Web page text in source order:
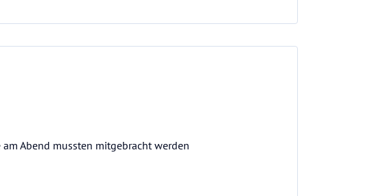
Abend mussten mitgebracht werden